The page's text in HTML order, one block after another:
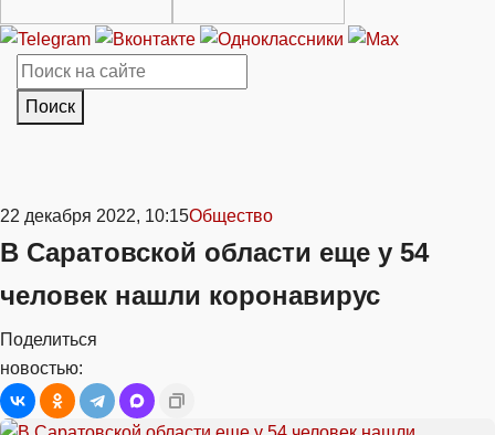
Поиск
22 декабря 2022, 10:15Общество
В Саратовской области еще у 54
человек нашли коронавирус
Поделиться
новостью: